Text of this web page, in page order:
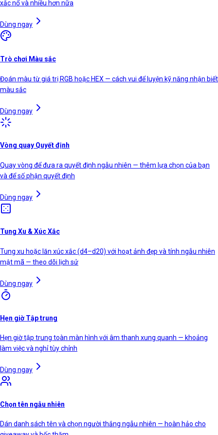
xắc nổ và nhiều hơn nữa
Dùng ngay
Trò chơi Màu sắc
Đoán màu từ giá trị RGB hoặc HEX — cách vui để luyện kỹ năng nhận biết
màu sắc
Dùng ngay
Vòng quay Quyết định
Quay vòng để đưa ra quyết định ngẫu nhiên — thêm lựa chọn của bạn
và để số phận quyết định
Dùng ngay
Tung Xu & Xúc Xắc
Tung xu hoặc lăn xúc xắc (d4–d20) với hoạt ảnh đẹp và tính ngẫu nhiên
mật mã — theo dõi lịch sử
Dùng ngay
Hẹn giờ Tập trung
Hẹn giờ tập trung toàn màn hình với âm thanh xung quanh — khoảng
làm việc và nghỉ tùy chỉnh
Dùng ngay
Chọn tên ngẫu nhiên
Dán danh sách tên và chọn người thắng ngẫu nhiên — hoàn hảo cho